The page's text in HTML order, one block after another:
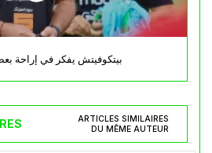
بيتكوفيتش يفكر في إراحة
ARTICLES SIMILAIRES
DU MÊME AUTEUR